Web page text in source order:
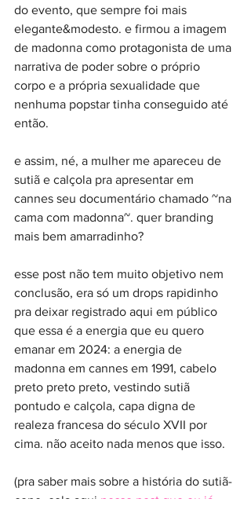
do evento, que sempre foi mais
elegante&modesto. e firmou a imagem
de madonna como protagonista de uma
narrativa de poder sobre o próprio
corpo e a própria sexualidade que
nenhuma popstar tinha conseguido até
então.
e assim, né, a mulher me apareceu de
sutiã e calçola pra apresentar em
cannes seu documentário chamado ~na
cama com madonna~. quer branding
mais bem amarradinho?
esse post não tem muito objetivo nem
conclusão, era só um drops rapidinho
pra deixar registrado aqui em público
que essa é a energia que eu quero
emanar em 2024: a energia de
madonna em cannes em 1991, cabelo
preto preto preto, vestindo sutiã
pontudo e calçola, capa digna de
realeza francesa do século XVII por
cima. não aceito nada menos que isso.
(pra saber mais sobre a história do sutiã-
cone, cola aqui nesse post que eu já